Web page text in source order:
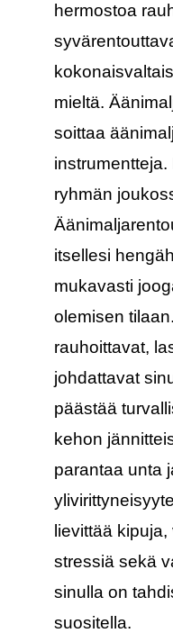
hermostoa
mieltä.
soittaa
ryhmän
itsellesi
mukavasti
olemisen
rauhoittavat,
johdattavat
päästää
kehon
parantaa unta
lievittää
stressiä sekä
sinulla on
suositella.